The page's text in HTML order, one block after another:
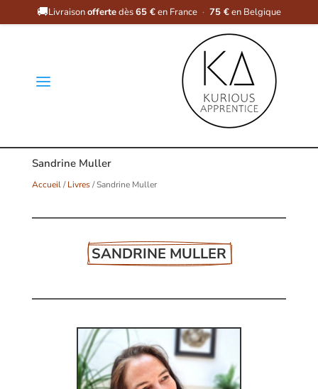
🚚Livraisonoffertedès65 €en France · 75 €en Belgique
a
Sandrine Muller
Accueil/Livres/ Sandrine Muller
SANDRINE MULLER